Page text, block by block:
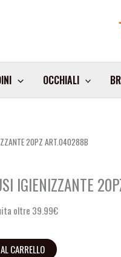
OCCHIALI
20PZ ART.040288B
IGIENIZZANTE
oltre 39.99€
CARRELLO